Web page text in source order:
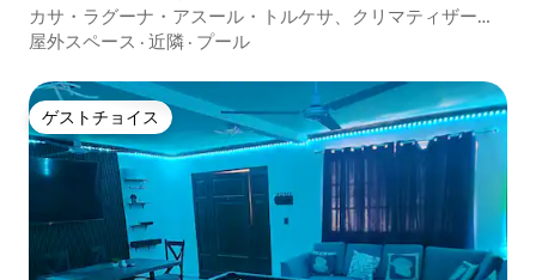
カサ・ラグーナ・アスール・トルケサ、クリマティザー
ダ。
屋外スペース · 近隣 · プール
ゲストチョイス
ゲストチョイス